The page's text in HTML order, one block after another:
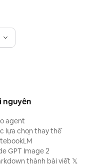
nguyên
agent
lựa chọn thay thế
GPT Image 2
thành bài viết 𝕏